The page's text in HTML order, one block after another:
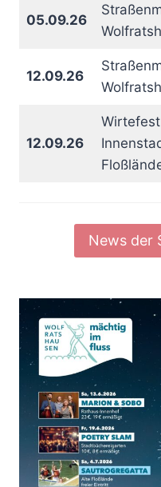
05.09.26
12.09.26
12.09.26
News der